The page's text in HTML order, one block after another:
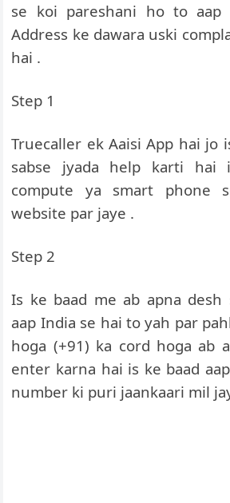
se koi pareshani ho to aap
Address ke dawara uski
hai .
Step 1
Truecaller ek Aaisi App hai jo
sabse jyada help karti hai
compute ya smart phone
website par jaye .
Step 2
Is ke baad me ab apna desh
aap India se hai to yah par
hoga (+91) ka cord hoga ab
enter karna hai is ke baad
number ki puri jaankaari mil